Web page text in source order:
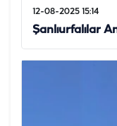
12-08-2025 15:14
Şanlıurfalılar